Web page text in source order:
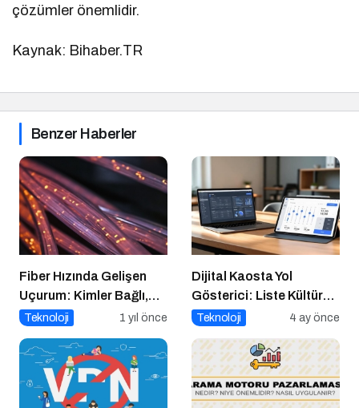
çözümler önemlidir.
Kaynak: Bihaber.TR
Benzer Haberler
Fiber Hızında Gelişen
Uçurum: Kimler Bağlı,
Kimler Dışarıda
Teknoloji 1 yıl önce
Dijital Kaosta Yol
Gösterici: Liste Kültürü
ve İnteraktif Çözümlerin
Teknoloji 4 ay önce